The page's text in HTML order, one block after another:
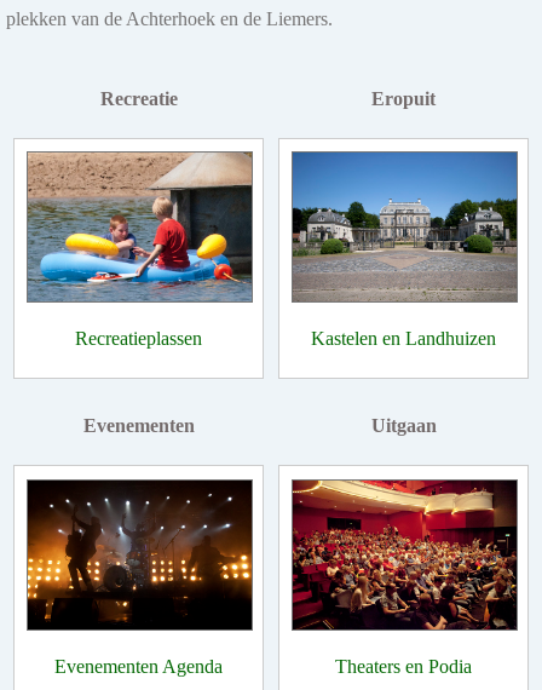
plekken van de Achterhoek en de Liemers.
Recreatie
Recreatieplassen
Eropuit
Kastelen en Landhuizen
Evenementen
Evenementen Agenda
Uitgaan
Theaters en Podia